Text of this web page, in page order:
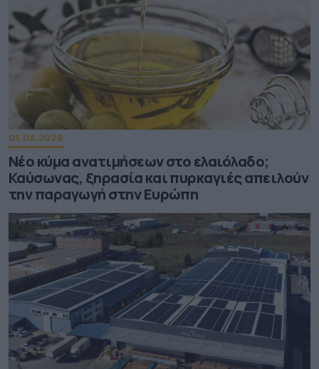
05.08.2026
Νέο κύμα ανατιμήσεων στο ελαιόλαδο;
Καύσωνας, ξηρασία και πυρκαγιές απειλούν
την παραγωγή στην Ευρώπη